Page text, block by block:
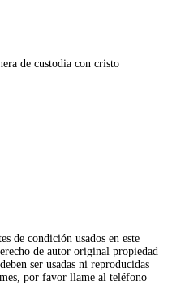
de custodia con cristo
de condición usados en este
de autor original propiedad
ser usadas ni reproducidas
por favor llame al teléfono